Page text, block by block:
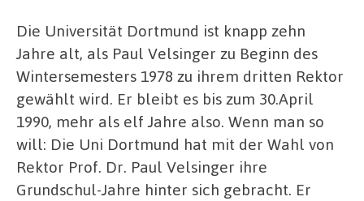
Die Universität Dortmund ist knapp zehn
Jahre alt, als Paul Velsinger zu Beginn des
Wintersemesters 1978 zu ihrem dritten Rektor
gewählt wird. Er bleibt es bis zum 30.April
1990, mehr als elf Jahre also. Wenn man so
will: Die Uni Dortmund hat mit der Wahl von
Rektor Prof. Dr. Paul Velsinger ihre
Grundschul-Jahre hinter sich gebracht. Er